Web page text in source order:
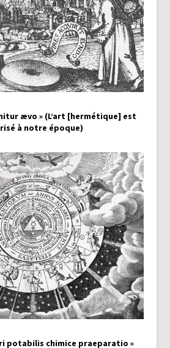
ævo » (L’art [hermétique] est
à notre époque)
potabilis chimice praeparatio »